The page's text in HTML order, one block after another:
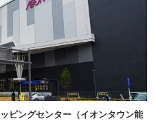
ピングセンター（イオンタウン能